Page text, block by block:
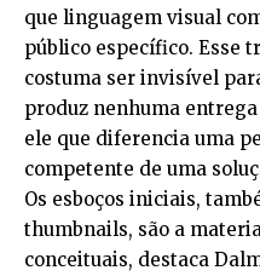
que linguagem visual
público específico. Esse
costuma ser invisível
produz nenhuma
ele que diferencia uma
competente de uma
Os esboços iniciais,
thumbnails, são a
conceituais, destaca